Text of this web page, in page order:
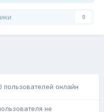
0
пользователей онлайн
не